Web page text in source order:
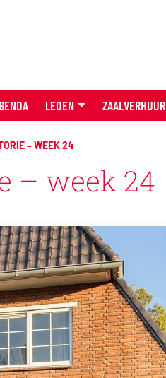
LEDEN ZAALVERHUUR
– WEEK 24
– week 24